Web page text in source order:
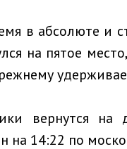
в абсолюте и
на пятое
вернутся на
на 14:22 по